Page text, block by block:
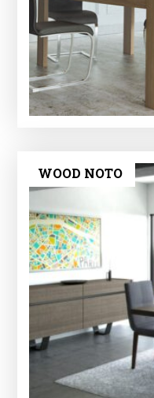
WOOD NOTO